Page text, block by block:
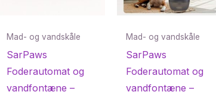
Mad- og vandskåle
SarPaws
Foderautomat og
vandfontæne –
Mad- og vandskåle
SarPaws
Foderautomat og
vandfontæne –